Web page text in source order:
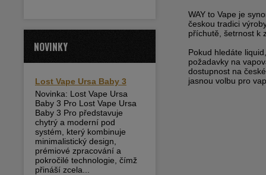
NOVINKY
Lost Vape Ursa Baby 3
Novinka: Lost Vape Ursa
Baby 3 Pro Lost Vape Ursa
Baby 3 Pro představuje
chytrý a moderní pod
systém, který kombinuje
minimalistický design,
prémiové zpracování a
pokročilé technologie, čímž
přináší zcela...
WAY to Vape je
českou tradici
příchutě, šetrnost k
Pokud hledáte
požadavky na
dostupnost na
jasnou volbu pro